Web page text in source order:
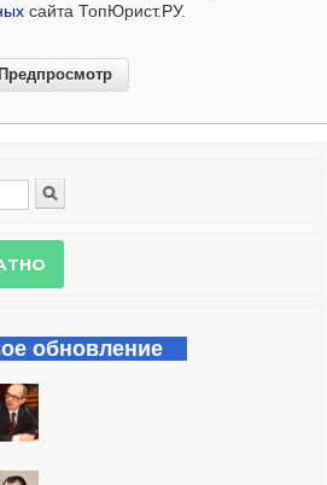
сайта ТопЮрист.РУ.
обновление